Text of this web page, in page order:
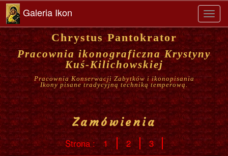
Galeria Ikon
Chrystus Pantokrator
Pracownia ikonograficzna Krystyny
Kuś-Kilichowskiej
Pracownia Konserwacji Zabytków i ikonopisania
Ikony pisane tradycyjną techniką temperową.
Zamówienia
Strona : 1 2 3